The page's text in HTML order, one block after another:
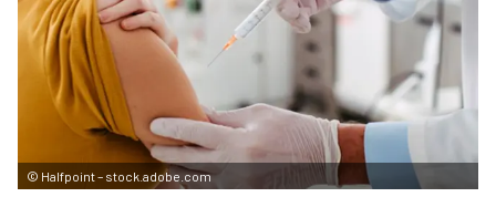
© Halfpoint – stock.adobe.com